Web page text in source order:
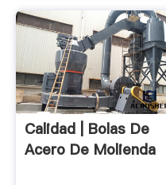
Calidad | Bolas De
Acero De Molienda